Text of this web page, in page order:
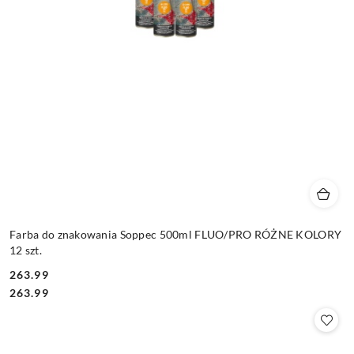
Farba do znakowania Soppec 500ml FLUO/PRO RÓŻNE KOLORY
12 szt.
Cena:
263.99
Cena:
263.99